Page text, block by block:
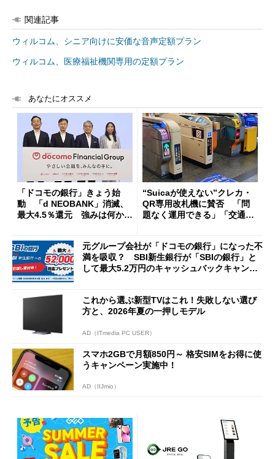
関連記事
ウィルコム、シニア向けに安価な音声定額プラン
ウィルコム、医療福祉機関専用の定額プラン
あなたにオススメ
「ドコモの銀行」きょう始
動 「d NEOBANK」消滅、
最大4.5％還元 強みは何か解
“Suicaが使えない”クレカ・
QR専用改札機に賛否 「問
題なく運用できる」「交通系I
元グループ会社が「ドコモの銀行」になった不
満を吸収？ SBI新生銀行が「SBIの銀行」と
して最大5.2万円のキャッシュバックキャンペ
これから選ぶ新型TVはこれ！失敗しない選び
方と、2026年夏の一押しモデル
AD（ITmedia PC USER）
スマホ2GBで月額850円～ 格安SIMをお得に使
うキャンペーン実施中！
AD（IIJmio）